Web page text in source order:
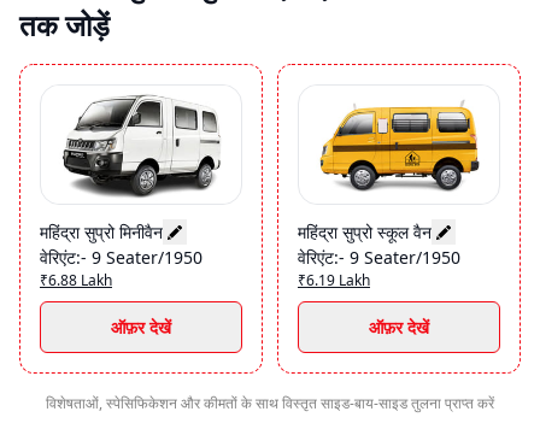
तक जोड़ें
महिंद्रा सुप्रो मिनीवैन
वेरिएंट:- 9 Seater/1950
₹6.88 Lakh
ऑफ़र देखें
महिंद्रा सुप्रो स्कूल वैन
वेरिएंट:- 9 Seater/1950
₹6.19 Lakh
ऑफ़र देखें
विशेषताओं, स्पेसिफिकेशन और कीमतों के साथ विस्तृत साइड-बाय-साइड तुलना प्राप्त करें